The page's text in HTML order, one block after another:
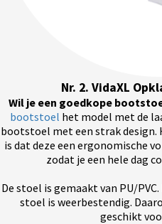
Nr. 2. VidaXL
Wil je een goedkope
bootstoel het model met de
bootstoel met een strak design.
is dat deze een ergonomische
zodat je een hele dag
De stoel is gemaakt van PU/
stoel is weerbestendig.
geschikt